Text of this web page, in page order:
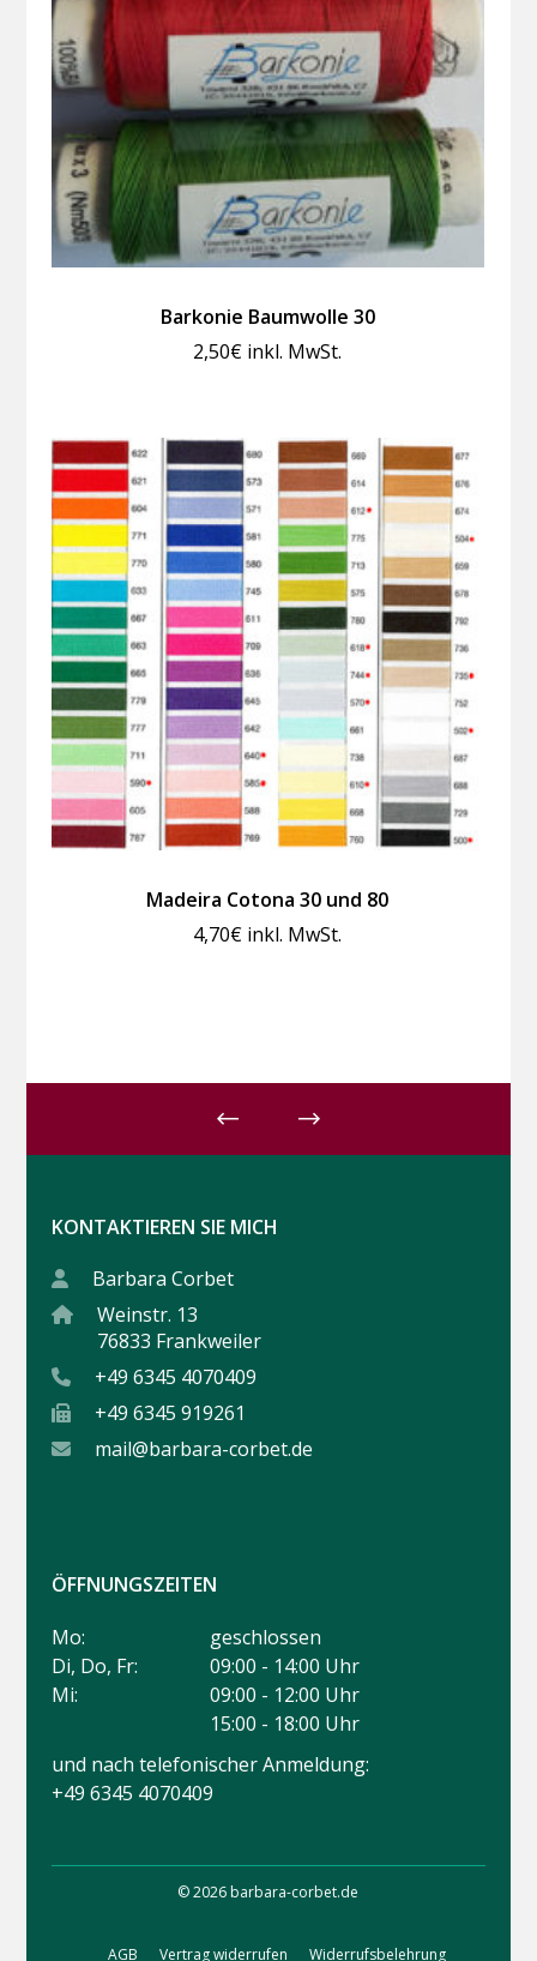
Barkonie Baumwolle 30
2,50€ inkl. MwSt.
Madeira Cotona 30 und 80
4,70€ inkl. MwSt.
KONTAKTIEREN SIE MICH
Barbara Corbet
Weinstr. 13
76833 Frankweiler
+49 6345 4070409
+49 6345 919261
mail@barbara-corbet.de
ÖFFNUNGSZEITEN
Mo:
geschlossen
Di, Do, Fr:
09:00 - 14:00 Uhr
Mi:
09:00 - 12:00 Uhr
15:00 - 18:00 Uhr
und nach telefonischer Anmeldung:
+49 6345 4070409
© 2026 barbara-corbet.de
AGB Vertrag widerrufen Widerrufsbelehrung